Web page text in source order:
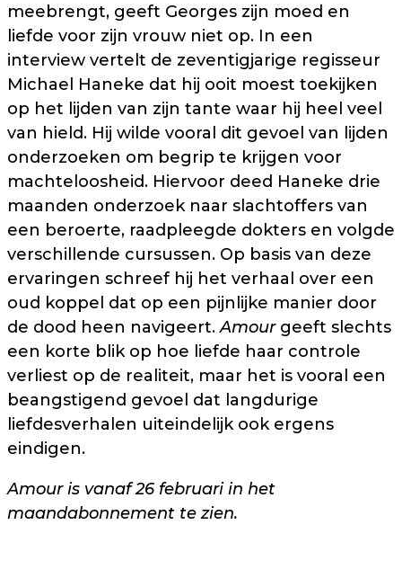
meebrengt, geeft Georges zijn moed en
liefde voor zijn vrouw niet op. In een
interview vertelt de zeventigjarige regisseur
Michael Haneke dat hij ooit moest toekijken
op het lijden van zijn tante waar hij heel veel
van hield. Hij wilde vooral dit gevoel van lijden
onderzoeken om begrip te krijgen voor
machteloosheid. Hiervoor deed Haneke drie
maanden onderzoek naar slachtoffers van
een beroerte, raadpleegde dokters en volgde
verschillende cursussen. Op basis van deze
ervaringen schreef hij het verhaal over een
oud koppel dat op een pijnlijke manier door
de dood heen navigeert.Amourgeeft slechts
een korte blik op hoe liefde haar controle
verliest op de realiteit, maar het is vooral een
beangstigend gevoel dat langdurige
liefdesverhalen uiteindelijk ook ergens
eindigen.
Amour is vanaf 26 februari in het
maandabonnement te zien.